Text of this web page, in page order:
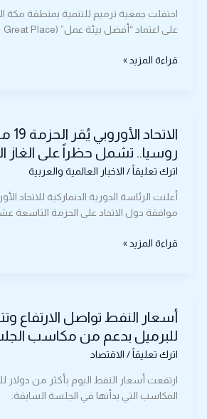
احتفلت جمعية ترميم للتنمية بمنطقة مكة
على اعتماد “أفضل بيئة عمل” (Great Place
في
تمكين
بحصولها
بيئة
عمل
”
قراءة المزيد »
روسيا.. تشمل حظراً على الغاز
اترك تعليقاً / الاخبار العالمية والعربية
أعلنت الرئاسة الدورية الدنماركية للاتحاد
موافقة دول الاتحاد على الحزمة التاسعة
الأوروبي
يُقر
الحزمة
19
من
عقوبات
تشمل
قراءة المزيد »
أسعار النفط تواصل الارتفاع
للبرميل بدعم من مكاسب
اترك تعليقاً / الاقتصاد
ارتفعت أسعار النفط اليوم بأكثر من دولار
المكاسب التي بدأتها في الجلسة السابقة.
النفط
تواصل
الارتفاع
وتتجاوز
دولاراً
للبرميل